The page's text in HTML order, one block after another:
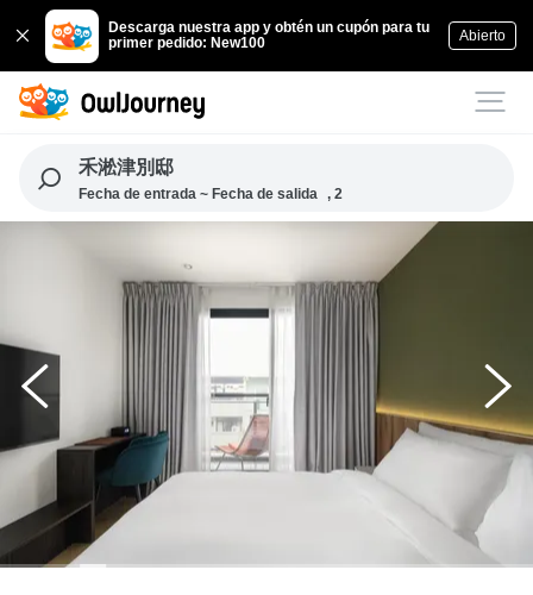
Descarga nuestra app y obtén un cupón para tu
primer pedido: New100
Abierto
禾淞津別邸
Fecha de entrada ~ Fecha de salida , 2